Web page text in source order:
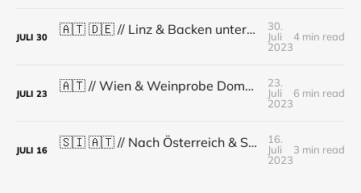
JULI 30 🇦🇹 🇩🇪 // Linz & Backen unterwegs // Reisewoche 54 // KW 30
30.
Juli
2023
4 min read
JULI 23 🇦🇹 // Wien & Weinprobe Domäne Wachau // Reisewoche 53 // KW 29
23.
Juli
2023
6 min read
JULI 16 🇸🇮 🇦🇹 // Nach Österreich & Sommerrodelbahn // Reisewoche 52 // KW 28
16.
Juli
2023
3 min read